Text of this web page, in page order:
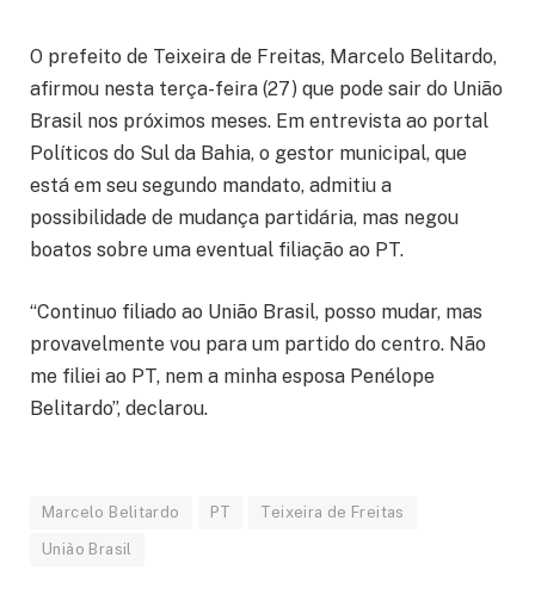
O prefeito de Teixeira de Freitas, Marcelo Belitardo,
afirmou nesta terça-feira (27) que pode sair do União
Brasil nos próximos meses. Em entrevista ao portal
Políticos do Sul da Bahia, o gestor municipal, que
está em seu segundo mandato, admitiu a
possibilidade de mudança partidária, mas negou
boatos sobre uma eventual filiação ao PT.
“Continuo filiado ao União Brasil, posso mudar, mas
provavelmente vou para um partido do centro. Não
me filiei ao PT, nem a minha esposa Penélope
Belitardo”, declarou.
Marcelo Belitardo PT Teixeira de Freitas
União Brasil